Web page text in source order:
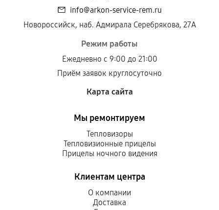
info@arkon-service-rem.ru
Новороссийск, наб. Адмирала Серебрякова, 27А
Режим работы
Ежедневно с 9:00 до 21:00
Приём заявок круглосуточно
Карта сайта
Мы ремонтируем
Тепловизоры
Тепловизионные прицелы
Прицелы ночного видения
Клиентам центра
О компании
Доставка